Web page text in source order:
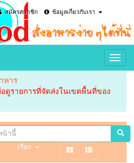
สมัครสมาชิก ข้อมูลเกี่ยวกับเรา
หาร
อดูรายการที่จัดส่งในเขตพื้นที่ของ
เรียง